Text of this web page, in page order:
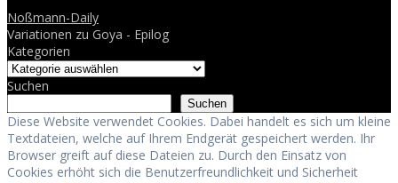
Noßmann-Daily
Variationen zu Goya - Epilog
Kategorien
Suchen
Suchen
Diese Website verwendet Cookies. Dabei handelt es sich um kleine
Textdateien, welche auf Ihrem Endgerät gespeichert werden. Ihr
Browser greift auf diese Dateien zu. Durch den Einsatz von
Cookies erhöht sich die Benutzerfreundlichkeit und Sicherheit